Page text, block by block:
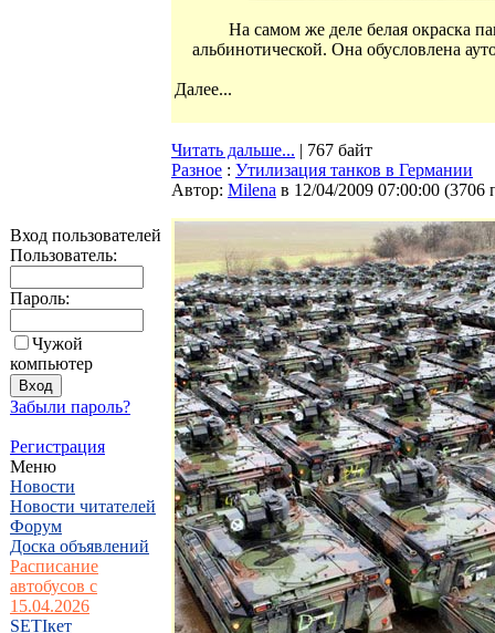
Вход пользователей
Пользователь:
Пароль:
Чужой
компьютер
Забыли пароль?
Регистрация
Меню
Новости
Новости читателей
Форум
Доска объявлений
Расписание
автобусов с
15.04.2026
SETIкет
На самом же деле белая окраска
альбинотической. Она обусловлена
Далее...
Читать дальше... | 767 байт
Разное : Утилизация танков в Германии
Автор: Milena в 12/04/2009 07:00:00 (3706